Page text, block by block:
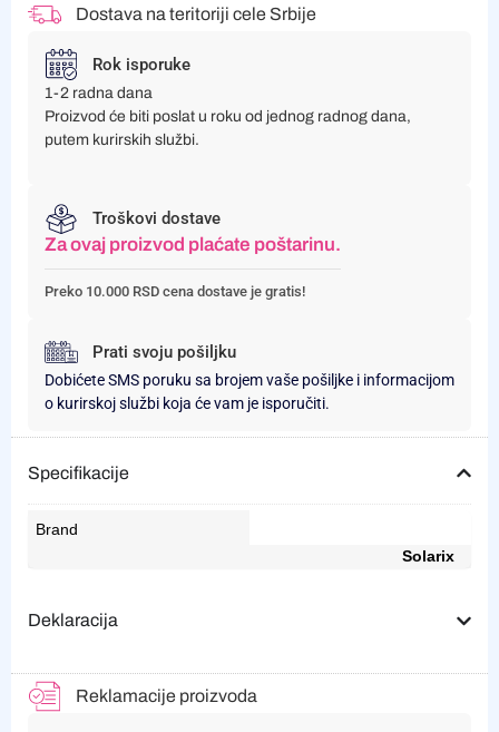
Dostava na teritoriji cele Srbije
Rok isporuke
1-2 radna dana
Proizvod će biti poslat u roku od jednog radnog dana,
putem kurirskih službi.
Troškovi dostave
Za ovaj proizvod plaćate poštarinu.
Preko 10.000 RSD cena dostave je gratis!
Prati svoju pošiljku
Dobićete SMS poruku sa brojem vaše pošiljke i informacijom
o kurirskoj službi koja će vam je isporučiti.
Specifikacije
Brand
Solarix
Deklaracija
Reklamacije proizvoda